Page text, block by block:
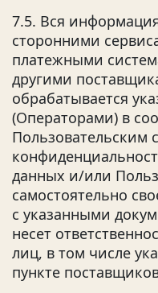
7.5. Вся
сторонними
платежными
другими
обрабатывается
(Операторами) в
Пользовательским
данных и/или
самостоятельно
с указанными
несет
лиц, в том числе
пункте